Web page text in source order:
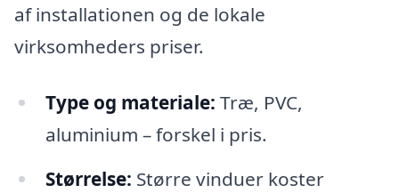
af installationen og de lokale
virksomheders priser.
Type og materiale: Træ, PVC,
aluminium – forskel i pris.
Størrelse: Større vinduer koster